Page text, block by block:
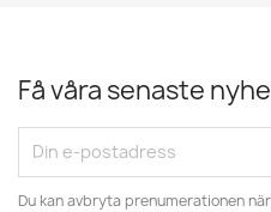
Få våra senaste
Du kan avbryta prenumerationen